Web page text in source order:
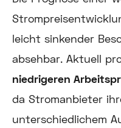
leicht sinkender
absehbar. Aktuell
niedrigeren
da Stromanbieter
unterschiedlichem